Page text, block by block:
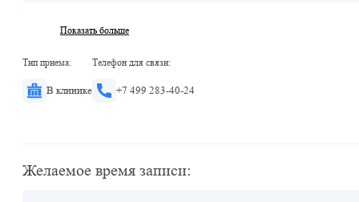
Показать больше
Тип приема:
В клинике
Телефон для связи:
+7 499 283-40-24
Желаемое время записи: